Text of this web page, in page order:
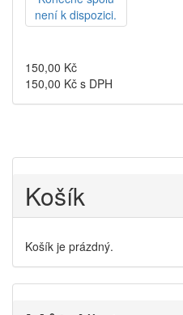
150,00 Kč
150,00 Kč s DPH
Košík
Košík je prázdný.